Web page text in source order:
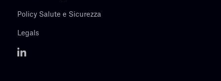
Policy Salute e Sicurezza
Legals